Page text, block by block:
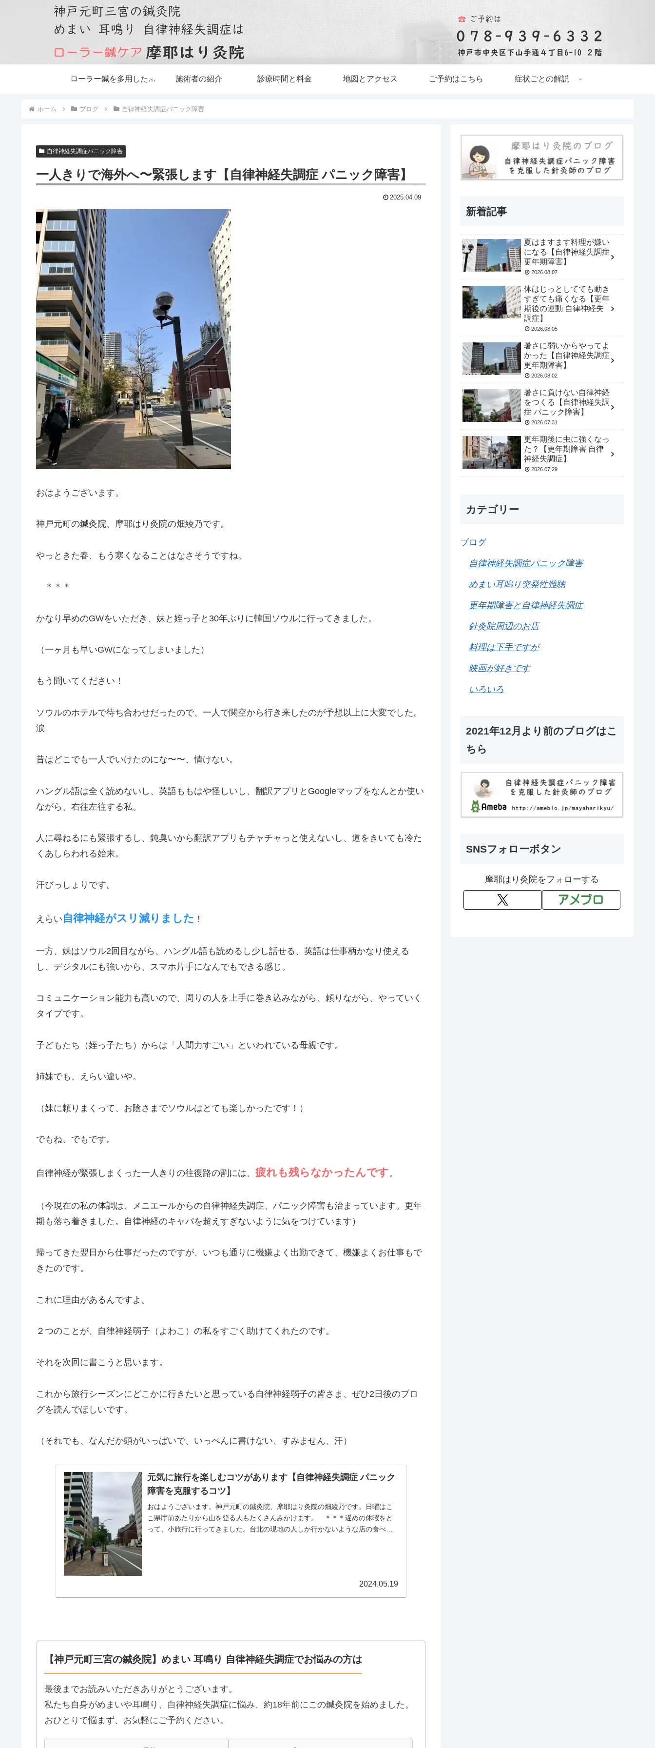
ローラー鍼を多用した鍼灸治療です 施術者の紹介 診療時間と料金 地図とアクセス ご予約はこちら 症状ごとの解説
ホーム ブログ 自律神経失調症パニック障害
自律神経失調症パニック障害
一人きりで海外へ〜緊張します【自律神経失調症 パニック障害】
2025.04.09
おはようございます。
神戸元町の鍼灸院、摩耶はり灸院の畑綾乃です。
やっときた春、もう寒くなることはなさそうですね。
＊＊＊
かなり早めのGWをいただき、妹と姪っ子と30年ぶりに韓国ソウルに行ってきました。
（一ヶ月も早いGWになってしまいました）
もう聞いてください！
ソウルのホテルで待ち合わせだったので、一人で関空から行き来したのが予想以上に大変でした。
涙
昔はどこでも一人でいけたのにな〜〜、情けない。
ハングル語は全く読めないし、英語ももはや怪しいし、翻訳アプリとGoogleマップをなんとか使い
ながら、右往左往する私。
人に尋ねるにも緊張するし、鈍臭いから翻訳アプリもチャチャっと使えないし、道をきいても冷た
くあしらわれる始末。
汗びっしょりです。
えらい 自律神経がスリ減りました ！
一方、妹はソウル2回目ながら、ハングル語も読めるし少し話せる、英語は仕事柄かなり使える
し、デジタルにも強いから、スマホ片手になんでもできる感じ。
コミュニケーション能力も高いので、周りの人を上手に巻き込みながら、頼りながら、やっていく
タイプです。
子どもたち（姪っ子たち）からは「人間力すごい」といわれている母親です。
姉妹でも、えらい違いや。
（妹に頼りまくって、お陰さまでソウルはとても楽しかったです！）
でもね、でもです。
自律神経が緊張しまくった一人きりの往復路の割には、 疲れも残らなかったんです。
（今現在の私の体調は、メニエールからの自律神経失調症、パニック障害も治まっています。更年
期も落ち着きました。自律神経のキャパを超えすぎないように気をつけています）
帰ってきた翌日から仕事だったのですが、いつも通りに機嫌よく出勤できて、機嫌よくお仕事もで
きたのです。
これに理由があるんですよ。
２つのことが、自律神経弱子（よわこ）の私をすごく助けてくれたのです。
それを次回に書こうと思います。
これから旅行シーズンにどこかに行きたいと思っている自律神経弱子の皆さま、ぜひ2日後のブロ
グを読んでほしいです。
（それでも、なんだか頭がいっぱいで、いっぺんに書けない、すみません、汗）
元気に旅行を楽しむコツがあります【自律神経失調症 パニック
障害を克服するコツ】
おはようございます。神戸元町の鍼灸院、摩耶はり灸院の畑綾乃です。日曜はこ
こ県庁前あたりから山を登る人もたくさんみかけます。 ＊＊＊遅めの休暇をと
って、小旅行に行ってきました。台北の現地の人しか行かないような店の食べ歩
2024.05.19
【神戸元町三宮の鍼灸院】めまい 耳鳴り 自律神経失調症でお悩みの方は
最後までお読みいただきありがとうございます。
私たち自身がめまいや耳鳴り、自律神経失調症に悩み、約18年前にこの鍼灸院を始めました。
おひとりで悩まず、お気軽にご予約ください。
新着記事
夏はますます料理が嫌い
になる【自律神経失調症
更年期障害】
2026.08.07
体はじっとしてても動き
すぎても痛くなる【更年
期後の運動 自律神経失
調症】
2026.08.05
暑さに弱いからやってよ
かった【自律神経失調症
更年期障害】
2026.08.02
暑さに負けない自律神経
をつくる【自律神経失調
症 パニック障害】
2026.07.31
更年期後に虫に強くなっ
た？【更年期障害 自律
神経失調症】
2026.07.29
カテゴリー
ブログ
自律神経失調症パニック障害
めまい耳鳴り突発性難聴
更年期障害と自律神経失調症
針灸院周辺のお店
料理は下手ですが
映画が好きです
いろいろ
2021年12月より前のブログはこ
ちら
SNSフォローボタン
摩耶はり灸院をフォローする